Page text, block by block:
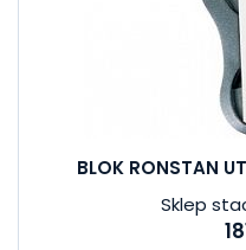
BLOK RONSTAN
Sklep